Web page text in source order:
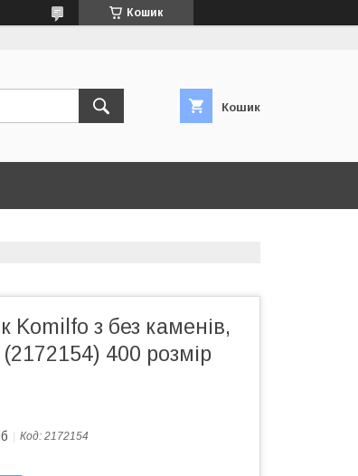
Кошик
Кошик
Komilfo з без каменів,
400 розмір
Код: 2172154